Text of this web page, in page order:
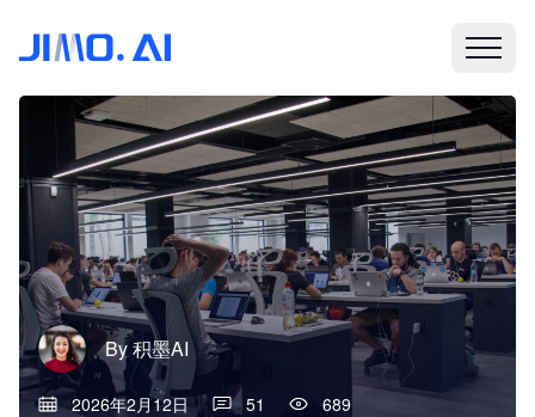
By积墨AI
2026年2月12日 51 689